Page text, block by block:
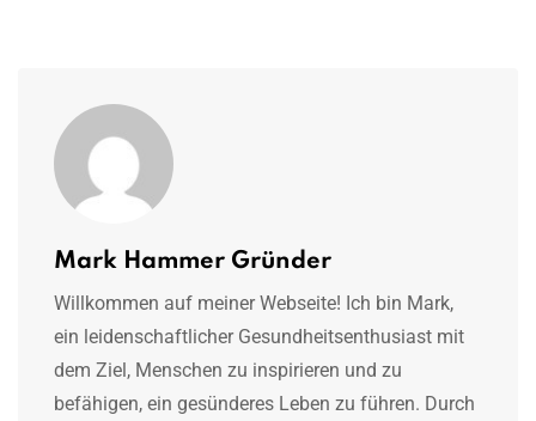
Mark Hammer Gründer
Willkommen auf meiner Webseite! Ich bin Mark,
ein leidenschaftlicher Gesundheitsenthusiast mit
dem Ziel, Menschen zu inspirieren und zu
befähigen, ein gesünderes Leben zu führen. Durch